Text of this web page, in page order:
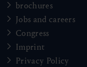
brochures
Jobs and careers
Congress
Imprint
Privacy Policy